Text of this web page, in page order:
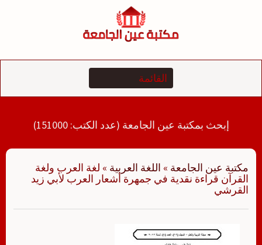
إبحث بمكتبة عين الجامعة (عدد الكتب: 151000)
مكتبة عين الجامعة » اللغة العربية » لغة العرب ولغة
القرآن قراءة نقدية في جمهرة أشعار العرب لأبي زيد
القرشي